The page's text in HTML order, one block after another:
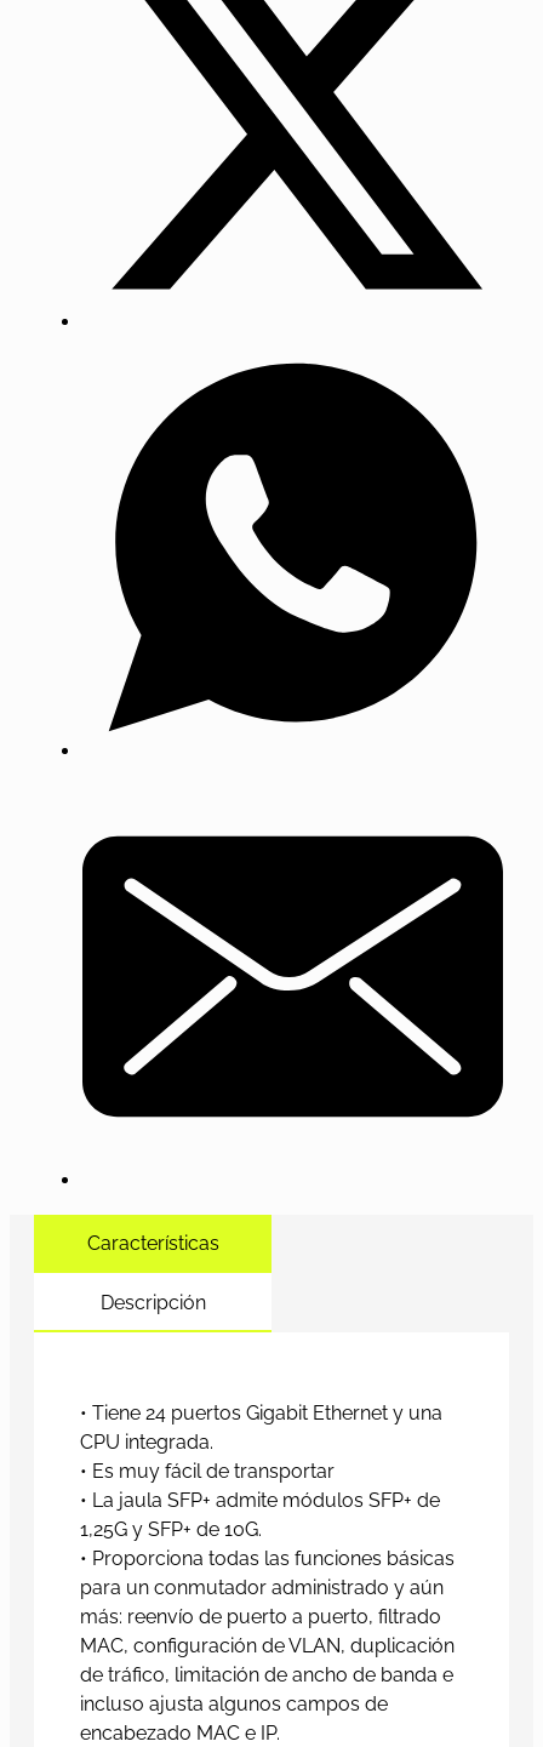
Características
Descripción
• Tiene 24 puertos Gigabit Ethernet y una
CPU integrada.
• Es muy fácil de transportar
• La jaula SFP+ admite módulos SFP+ de
1,25G y SFP+ de 10G.
• Proporciona todas las funciones básicas
para un conmutador administrado y aún
más: reenvío de puerto a puerto, filtrado
MAC, configuración de VLAN, duplicación
de tráfico, limitación de ancho de banda e
incluso ajusta algunos campos de
encabezado MAC e IP.